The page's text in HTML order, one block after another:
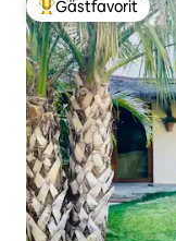
Populär gästfavorit
Gästfavorit